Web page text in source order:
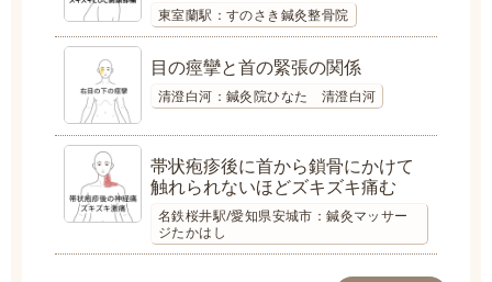
東室蘭駅：すのさき鍼灸整骨院
目の痙攣と首の緊張の関係
清澄白河：鍼灸院ひなた 清澄白河
帯状疱疹後に首から鎖骨にかけて
触れられないほどズキズキ痛む
名鉄桜井駅/愛知県安城市：鍼灸マッサー
ジたかはし